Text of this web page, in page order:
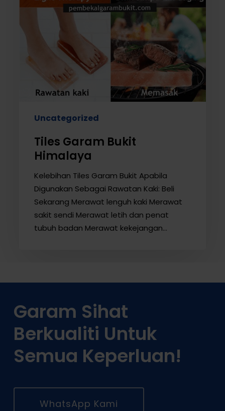
Uncategorized
Tiles Garam Bukit
Himalaya
Kelebihan Tiles Garam Bukit Apabila
Digunakan Sebagai Rawatan Kaki: Beli
Sekarang Merawat lenguh kaki Merawat
sakit sendi Merawat letih dan penat
tubuh badan Merawat kekejangan…
Garam Sihat
Berkualiti Untuk
Semua Keperluan!
WhatsApp Kami